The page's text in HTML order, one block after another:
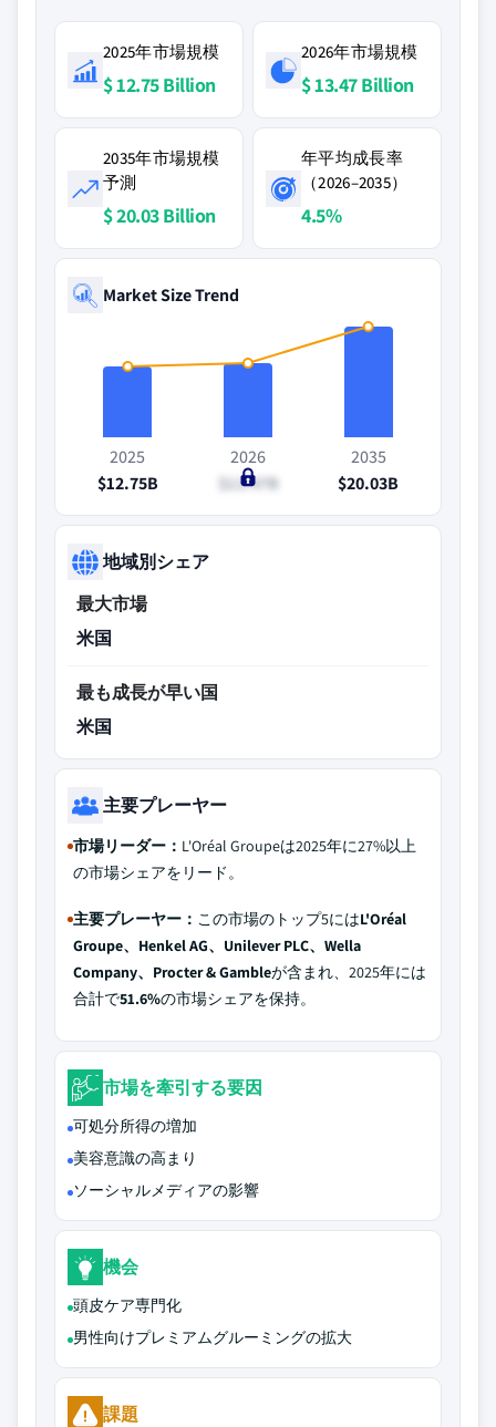
2025年市場規模
$ 12.75 Billion
2026年市場規模
$ 13.47 Billion
2035年市場規模
予測
$ 20.03 Billion
年平均成長率
（2026–2035）
4.5%
Market Size Trend
2025
$12.75B
2026
$13.47B
2035
$20.03B
地域別シェア
最大市場
米国
最も成長が早い国
米国
主要プレーヤー
市場リーダー： L'Oréal Groupeは2025年に27%以上
の市場シェアをリード。
主要プレーヤー： この市場のトップ5にはL'Oréal
Groupe、Henkel AG、Unilever PLC、Wella
Company、Procter & Gambleが含まれ、2025年には
合計で51.6%の市場シェアを保持。
市場を牽引する要因
可処分所得の増加
美容意識の高まり
ソーシャルメディアの影響
機会
頭皮ケア専門化
男性向けプレミアムグルーミングの拡大
課題